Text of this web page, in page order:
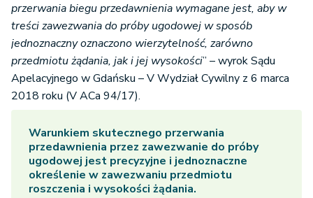
przerwania biegu przedawnienia wymagane jest, aby w
treści zawezwania do próby ugodowej w sposób
jednoznaczny oznaczono wierzytelność, zarówno
przedmiotu żądania, jak i jej wysokości” – wyrok Sądu
Apelacyjnego w Gdańsku – V Wydział Cywilny z 6 marca
2018 roku (V ACa 94/17).
Warunkiem skutecznego przerwania
przedawnienia przez zawezwanie do próby
ugodowej jest precyzyjne i jednoznaczne
określenie w zawezwaniu przedmiotu
roszczenia i wysokości żądania.